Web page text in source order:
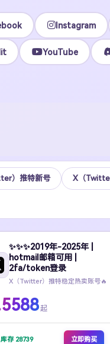
Instagram
YouTube
）推特新号 X（
✨️✨️✨️2019年-2025年 |
hotmail邮箱可用 |
2fa/token登录
X（Twitter）推特稳定热卖账号🔥
起
库存 28739 立即购买